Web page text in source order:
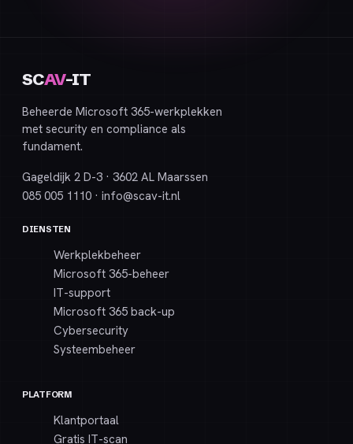
SCAV-IT
Beheerde Microsoft 365-werkplekken
met security en compliance als
fundament.
Gageldijk 2 D-3 · 3602 AL Maarssen
085 005 1110 · info@scav-it.nl
DIENSTEN
Werkplekbeheer
Microsoft 365-beheer
IT-support
Microsoft 365 back-up
Cybersecurity
Systeembeheer
PLATFORM
Klantportaal
Gratis IT-scan